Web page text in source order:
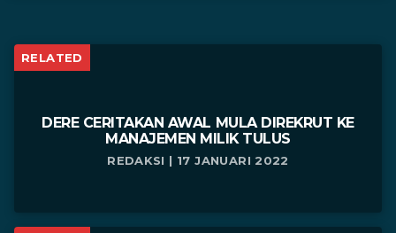
RELATED
DERE CERITAKAN AWAL MULA DIREKRUT KE
MANAJEMEN MILIK TULUS
REDAKSI | 17 JANUARI 2022